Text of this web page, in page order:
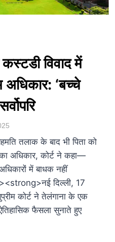
विवाद में
अधिकार: ‘बच्चे
तलाक के बाद भी पिता को
अधिकार, कोर्ट ने कहा—
में बाधक नहीं
दिल्ली, 17
कोर्ट ने तेलंगाना के एक
फैसला सुनाते हुए